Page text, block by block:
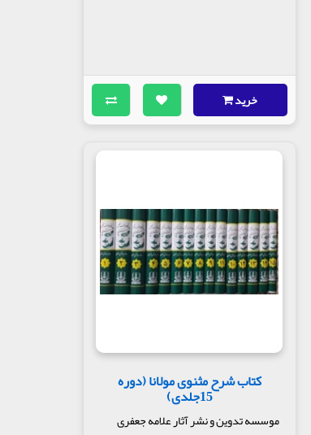
خرید
کتاب شرح مثنوی مولانا (دوره
15جلدی)
موسسه تدوین و نشر آثار علامه جعفری